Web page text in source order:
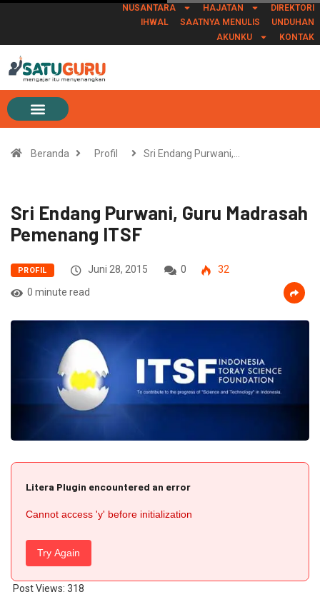
NUSANTARA HAJATAN
DIREKTORI
IHWAL
SAATNYA MENULIS
UNDUHAN
AKUNKU
KONTAK
Beranda Profil Sri Endang Purwani,…
Sri Endang Purwani, Guru Madrasah
Pemenang ITSF
PROFIL Juni 28, 2015 0
32
0 minute read
Litera Plugin encountered an error
Cannot access 'y' before initialization
Try Again
Post Views: 318